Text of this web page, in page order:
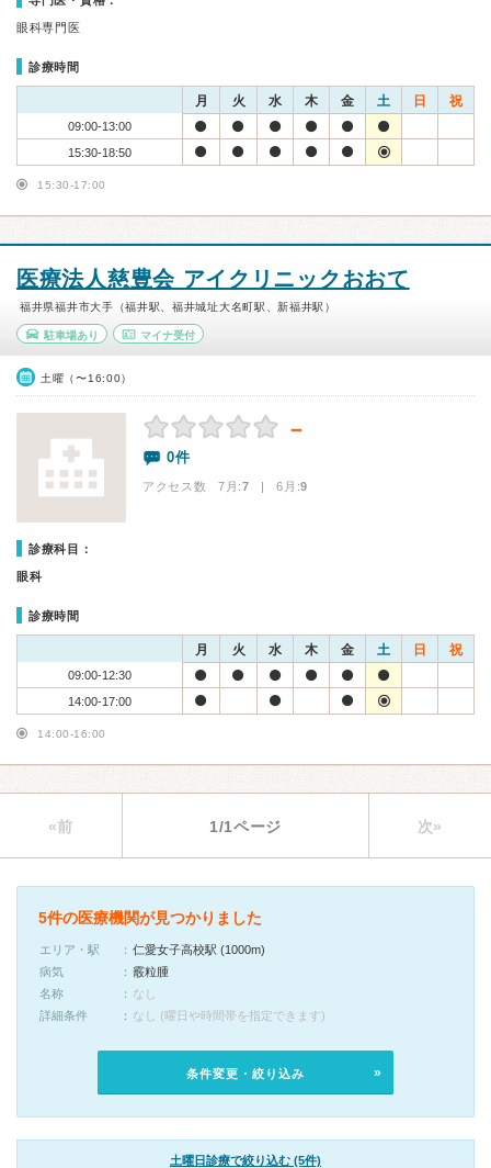
眼科専門医
診療時間
月 火 水 木 金 土 日 祝
09:00-13:00
15:30-18:50
15:30-17:00
医療法人慈豊会 アイクリニックおおて
福井県福井市大手（福井駅、福井城址大名町駅、新福井駅）
駐車場あり マイナ受付
土曜（〜16:00）
－
0件
アクセス数 7月:7 | 6月:9
診療科目：
眼科
診療時間
月 火 水 木 金 土 日 祝
09:00-12:30
14:00-17:00
14:00-16:00
«前 1/1ページ 次»
5件の医療機関が見つかりました
エリア・駅
仁愛女子高校駅 (1000m)
病気
霰粒腫
名称
なし
詳細条件
なし (曜日や時間帯を指定できます)
条件変更・絞り込み
土曜日診療で絞り込む (5件)